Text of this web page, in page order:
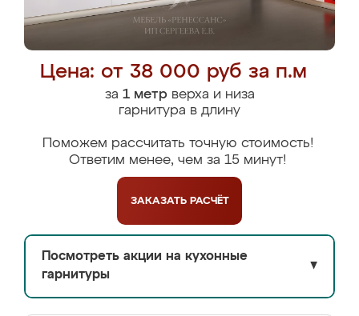
Цена: от 38 000 руб за п.м
за 1 метрверха и низа
гарнитура в длину
Поможем рассчитать точную стоимость!
Ответим менее, чем за 15 минут!
ЗАКАЗАТЬ РАСЧЁТ
Посмотреть акции на кухонные
гарнитуры
▼